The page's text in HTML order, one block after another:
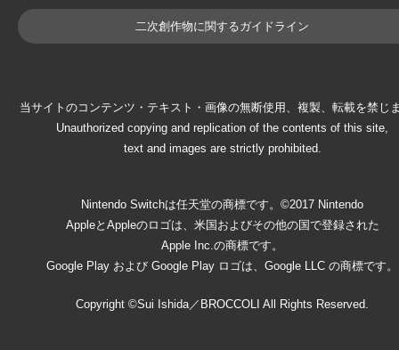
二次創作物に関するガイドライン
当サイトのコンテンツ・テキスト・画像の無断使用、複製、転載を禁じ
Unauthorized copying and replication of the contents of this site,
text and images are strictly prohibited.
Nintendo Switchは任天堂の商標です。©2017 Nintendo
AppleとAppleのロゴは、米国およびその他の国で登録された
Apple Inc.の商標です。
Google Play および Google Play ロゴは、Google LLC の商標です。
Copyright ©Sui Ishida／BROCCOLI All Rights Reserved.